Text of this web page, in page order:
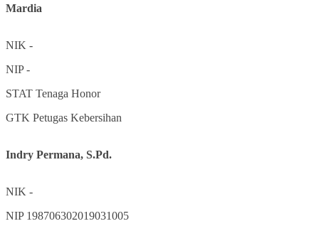
Mardia
NIK -
NIP-
STAT Tenaga Honor
GTK Petugas Kebersihan
Indry Permana, S.Pd.
NIK -
NIP 198706302019031005